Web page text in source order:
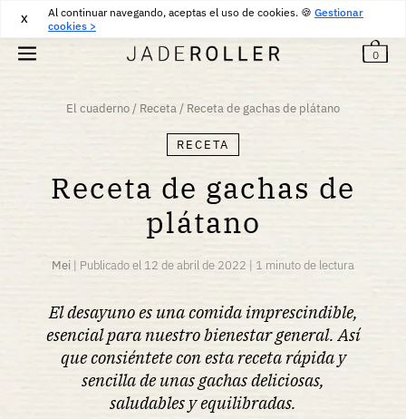
Al continuar navegando, aceptas el uso de cookies. 🍪 Gestionar
cookies >
X 30€
DEVOLUCIONES GRATUITAS DURANTE 30 DÍAS
0
El cuaderno/ Receta/ Receta de gachas de plátano
RECETA
Receta de gachas de
plátano
Mei | Publicado el 12 de abril de 2022 | 1 minuto de lectura
El desayuno es una comida imprescindible,
esencial para nuestro bienestar general. Así
que consiéntete con esta receta rápida y
sencilla de unas gachas deliciosas,
saludables y equilibradas.